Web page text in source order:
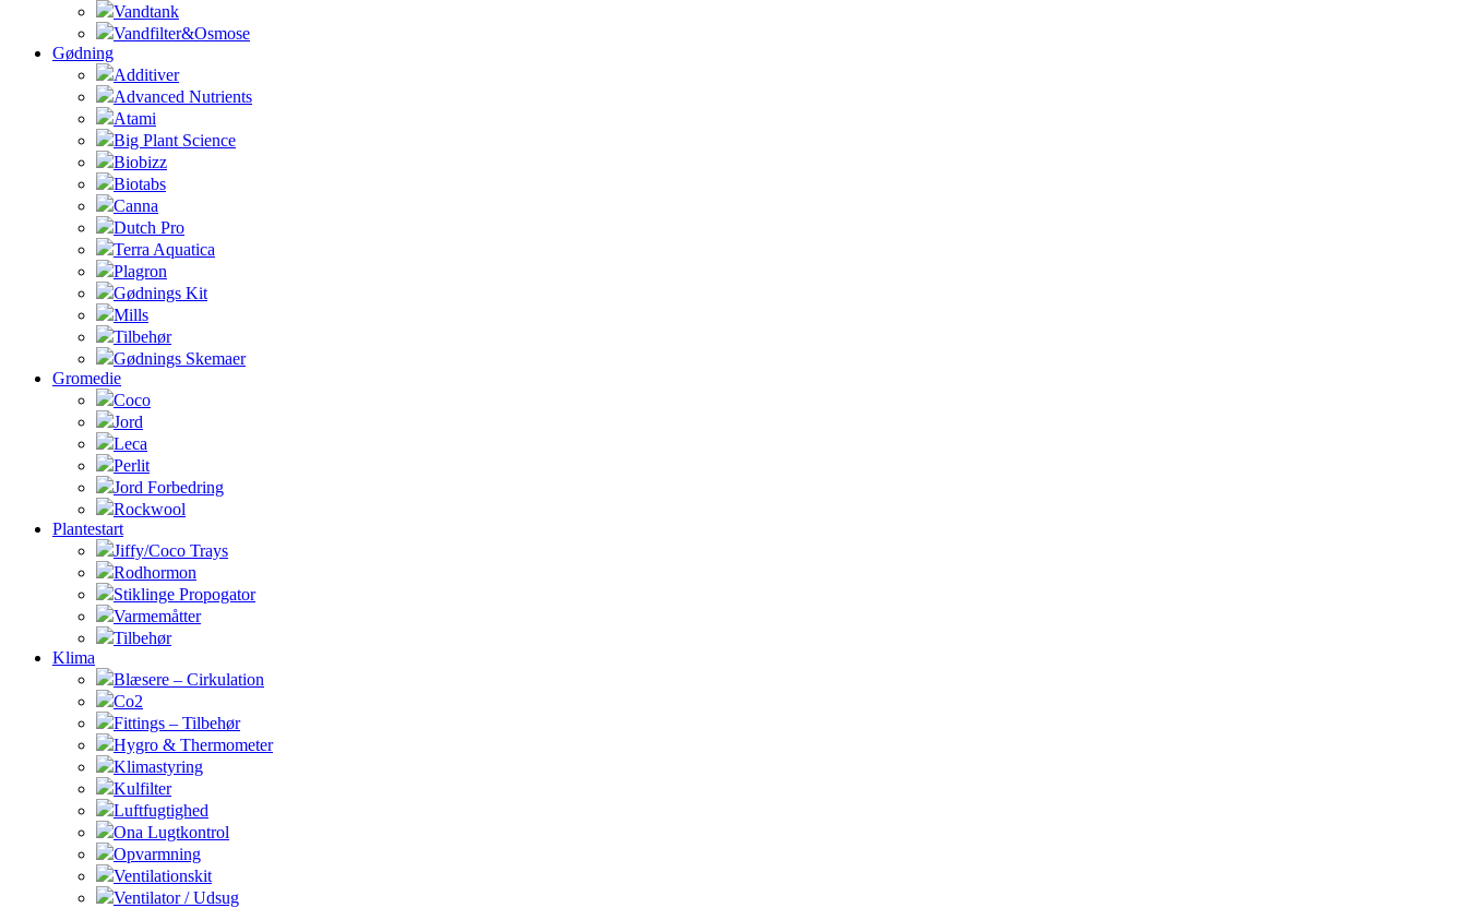
Vandtank
Vandfilter&Osmose
Gødning
Additiver
Advanced Nutrients
Atami
Big Plant Science
Biobizz
Biotabs
Canna
Dutch Pro
Terra Aquatica
Plagron
Gødnings Kit
Mills
Tilbehør
Gødnings Skemaer
Gromedie
Coco
Jord
Leca
Perlit
Jord Forbedring
Rockwool
Plantestart
Jiffy/Coco Trays
Rodhormon
Stiklinge Propogator
Varmemåtter
Tilbehør
Klima
Blæsere – Cirkulation
Co2
Fittings – Tilbehør
Hygro & Thermometer
Klimastyring
Kulfilter
Luftfugtighed
Ona Lugtkontrol
Opvarmning
Ventilationskit
Ventilator / Udsug